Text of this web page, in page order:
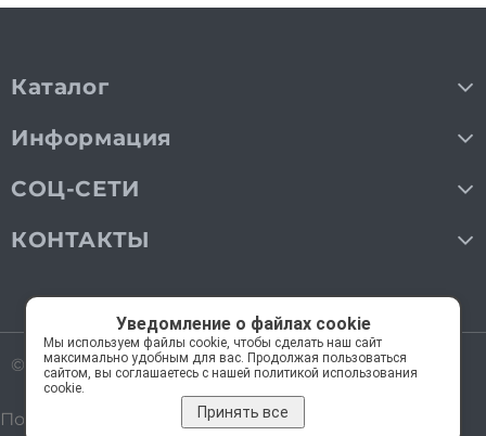
Каталог
Информация
СОЦ-СЕТИ
КОНТАКТЫ
© 2018—2026 Мос Люстры.Все права защищены
Политика обработки персональных данных
Уведомление о файлах cookie
Мы используем файлы cookie, чтобы сделать наш сайт
максимально удобным для вас. Продолжая пользоваться
сайтом, вы соглашаетесь с нашей политикой использования
cookie.
Принять все